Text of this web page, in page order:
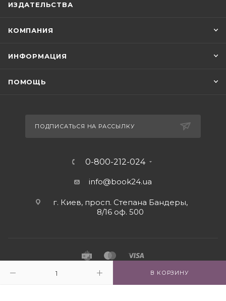
В КОРЗИНУ
ИЗДАТЕЛЬСТВА
КОМПАНИЯ
ИНФОРМАЦИЯ
ПОМОЩЬ
ПОДПИСАТЬСЯ НА РАССЫЛКУ
0-800-212-024
info@book24.ua
г. Киев, просп. Степана Бандеры,
8/16 оф. 500
2026 © Интернет - магазин книг book24.ua